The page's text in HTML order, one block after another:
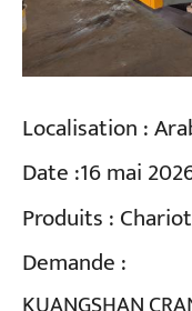
Blogs
Localisation :
Date :16 mai
Produits :
Demande :